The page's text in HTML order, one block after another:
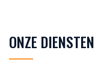
ONZE DIENSTEN